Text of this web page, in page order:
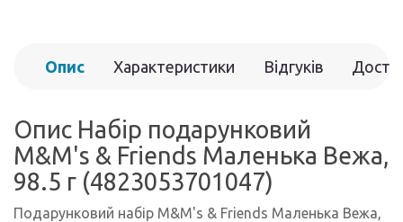
Опис Характеристики Відгуків
Опис Набір подарунковий
M&M's & Friends Маленька Вежа,
98.5 г (4823053701047)
Подарунковий набір M&M's & Friends Маленька Вежа,